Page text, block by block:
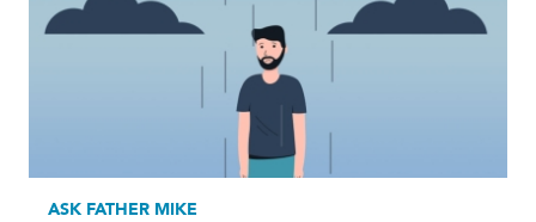
ASK FATHER MIKE